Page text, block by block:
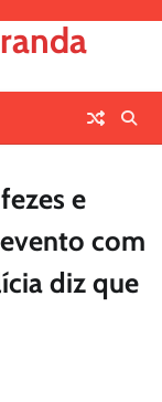
e
com
diz que